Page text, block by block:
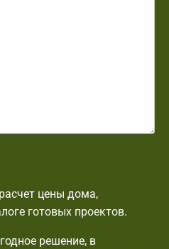
цены дома,
готовых проектов.
решение, в